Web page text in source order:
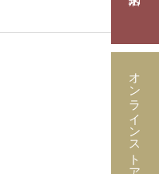
オンラインストア